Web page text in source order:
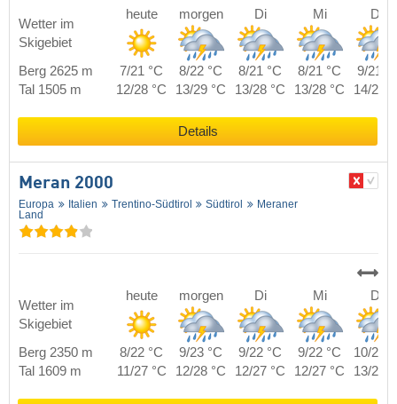
Wetter im
Skigebiet
heute morgen Di Mi Do
Berg 2625 m 7/21 °C 8/22 °C 8/21 °C 8/21 °C
9/21
Tal 1505 m
12/28 °C 13/29 °C 13/28 °C 13/28 °C 14/28
Details
Meran 2000
Europa Italien Trentino-Südtirol Südtirol
Meraner
Land
Wetter im
Skigebiet
heute morgen Di Mi Do
Berg 2350 m 8/22 °C 9/23 °C 9/22 °C 9/22 °C
10/22
Tal 1609 m
11/27 °C 12/28 °C 12/27 °C 12/27 °C 13/27